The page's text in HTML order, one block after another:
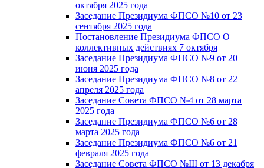
октября 2025 года
Заседание Президиума ФПСО №10 от 23
сентября 2025 года
Постановление Президиума ФПСО О
коллективных действиях 7 октября
Заседание Президиума ФПСО №9 от 20
июня 2025 года
Заседание Президиума ФПСО №8 от 22
апреля 2025 года
Заседание Совета ФПСО №4 от 28 марта
2025 года
Заседание Президиума ФПСО №6 от 28
марта 2025 года
Заседание Президиума ФПСО №6 от 21
февраля 2025 года
Заседание Совета ФПСО №III от 13 декабря